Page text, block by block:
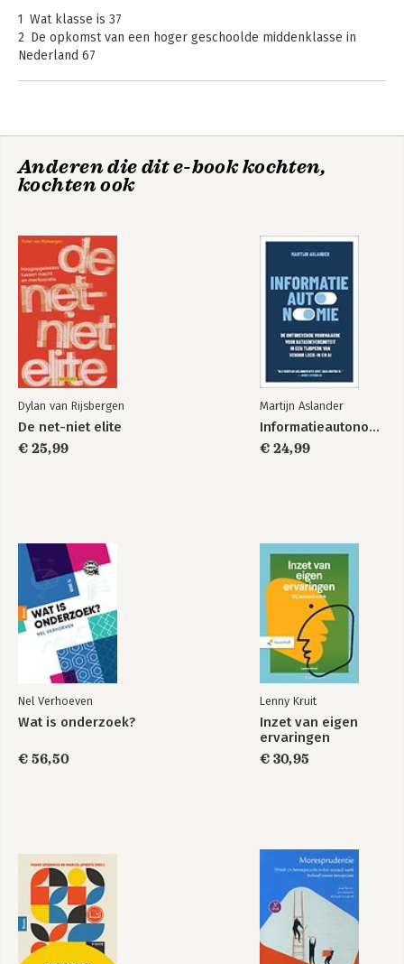
Bekijk alle boeken
1 Wat klasse is 37
2 De opkomst van een hoger geschoolde middenklasse in
Nederland 67
Dankwoord 197
Noten 199
Anderen die dit e-book kochten,
kochten ook
Dylan van Rijsbergen
De net-niet elite
€ 25,99
Martijn Aslander
Informatieautonomie
€ 24,99
Nel Verhoeven
Wat is onderzoek?
€ 56,50
Lenny Kruit
Inzet van eigen
ervaringen
€ 30,95